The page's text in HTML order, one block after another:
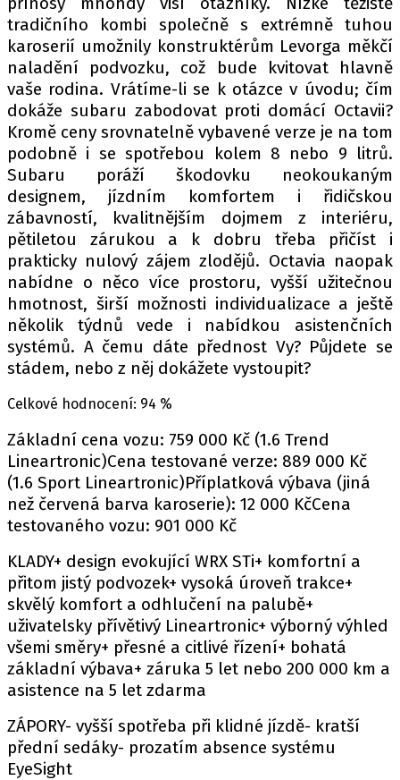
tradičního kombi společně s extrémně tuhou
karoserií umožnily konstruktérům Levorga měkčí
naladění podvozku, což bude kvitovat hlavně
vaše rodina. Vrátíme-li se k otázce v úvodu; čím
dokáže subaru zabodovat proti domácí Octavii?
Kromě ceny srovnatelně vybavené verze je na tom
podobně i se spotřebou kolem 8 nebo 9 litrů.
Subaru poráží škodovku neokoukaným
designem, jízdním komfortem i řidičskou
zábavností, kvalitnějším dojmem z interiéru,
pětiletou zárukou a k dobru třeba přičíst i
prakticky nulový zájem zlodějů. Octavia naopak
nabídne o něco více prostoru, vyšší užitečnou
hmotnost, širší možnosti individualizace a ještě
několik týdnů vede i nabídkou asistenčních
systémů. A čemu dáte přednost Vy? Půjdete se
stádem, nebo z něj dokážete vystoupit?
Celkové hodnocení: 94 %
Základní cena vozu: 759 000 Kč (1.6 Trend
Lineartronic)Cena testované verze: 889 000 Kč
(1.6 Sport Lineartronic)Příplatková výbava (jiná
než červená barva karoserie): 12 000 KčCena
testovaného vozu: 901 000 Kč
KLADY+ design evokující WRX STi+ komfortní a
přitom jistý podvozek+ vysoká úroveň trakce+
skvělý komfort a odhlučení na palubě+
uživatelsky přívětivý Lineartronic+ výborný výhled
všemi směry+ přesné a citlivé řízení+ bohatá
základní výbava+ záruka 5 let nebo 200 000 km a
asistence na 5 let zdarma
ZÁPORY- vyšší spotřeba při klidné jízdě- kratší
přední sedáky- prozatím absence systému
EyeSight